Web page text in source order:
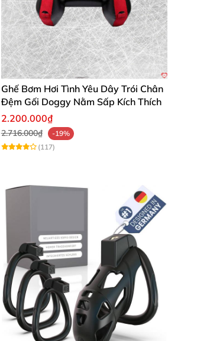
Ghế Bơm Hơi Tình Yêu Dây Trói Chân
Đệm Gối Doggy Nằm Sấp Kích Thích
2.200.000₫
2.716.000₫
-19%
(117)